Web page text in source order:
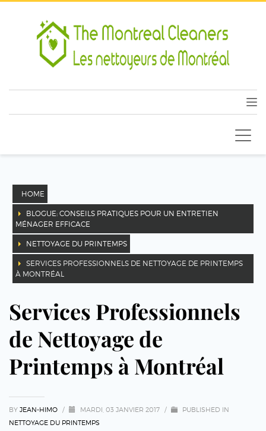
HOME
BLOGUE: CONSEILS PRATIQUES POUR UN ENTRETIEN
MÉNAGER EFFICACE
NETTOYAGE DU PRINTEMPS
SERVICES PROFESSIONNELS DE NETTOYAGE DE PRINTEMPS
À MONTRÉAL
Services Professionnels
de Nettoyage de
Printemps à Montréal
BY JEAN-HIMO / MARDI, 03 JANVIER 2017 /
PUBLISHED IN
NETTOYAGE DU PRINTEMPS